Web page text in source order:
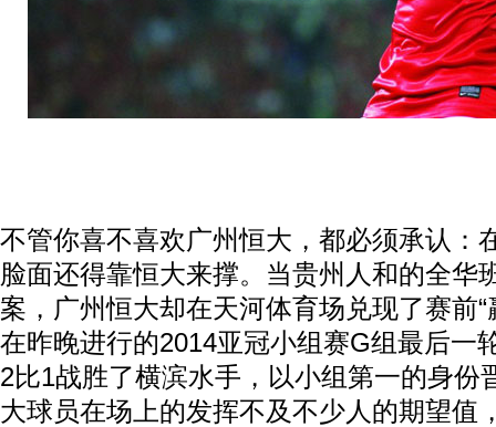
不管你喜不喜欢广州恒大，都必须承认：
脸面还得靠恒大来撑。当贵州人和的全华
案，广州恒大却在天河体育场兑现了赛前“
在昨晚进行的2014亚冠小组赛G组最后一
2比1战胜了横滨水手，以小组第一的身份
大球员在场上的发挥不及不少人的期望值